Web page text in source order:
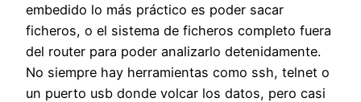
embedido lo más práctico es poder sacar
ficheros, o el sistema de ficheros completo fuera
del router para poder analizarlo detenidamente.
No siempre hay herramientas como ssh, telnet o
un puerto usb donde volcar los datos, pero casi